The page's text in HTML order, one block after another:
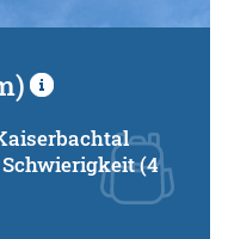
Schwierigkeit (4